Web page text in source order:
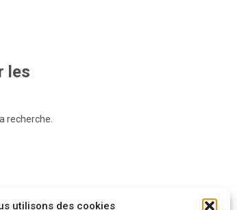
utilisons des cookies
les
recherche.